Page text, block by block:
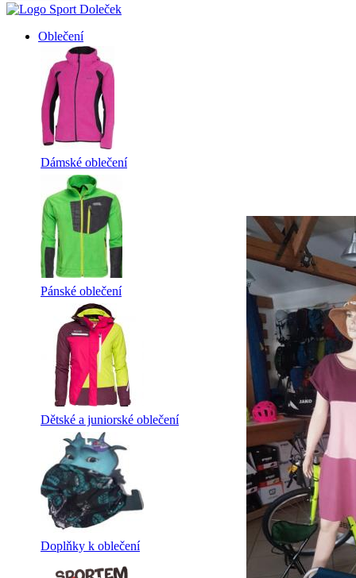
Oblečení
Dámské oblečení
Pánské oblečení
Dětské a juniorské oblečení
Doplňky k oblečení